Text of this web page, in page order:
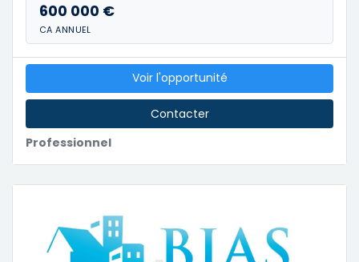
600 000 €
CA ANNUEL
Professionnel
Voir l'opportunité
Contacter